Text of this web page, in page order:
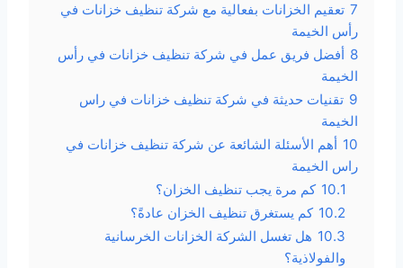
7 تعقيم الخزانات بفعالية مع شركة تنظيف خزانات في
رأس الخيمة
8 أفضل فريق عمل في شركة تنظيف خزانات في رأس
الخيمة
9 تقنيات حديثة في شركة تنظيف خزانات في راس
الخيمة
10 أهم الأسئلة الشائعة عن شركة تنظيف خزانات في
راس الخيمة
10.1 كم مرة يجب تنظيف الخزان؟
10.2 كم يستغرق تنظيف الخزان عادةً؟
10.3 هل تغسل الشركة الخزانات الخرسانية
والفولاذية؟